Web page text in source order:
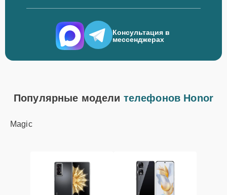
Консультация в
мессенджерах
Популярные модели телефонов Honor
Magic